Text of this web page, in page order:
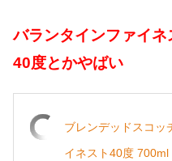
バランタインファイ
40度とかやばい
ブレンデッドスコッ
イネスト40度 700ml